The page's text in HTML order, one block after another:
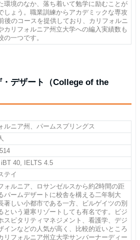
環境のなか、落ち着いて勉学に励むことが
しょう。職業訓練からアカデミックな専攻
後のコースを提供しており、カリフォルニ
カリフォルニア州立大学への編入実績数も
の一つです。
・デザート（College of the
ルニア州、パームスプリングス
40, IELTS 4.5
テイ
ォルニア、ロサンゼルスから約2時間の距
パームデザートに校舎を構える二年制大
著しい小都市である一方、ビルゲイツの別
という避寒リゾートしても有名です。ビジ
スピタリティマネジメント、看護学、デジ
インなどの人気が高く、比較的近いところ
リフォルニア州立大学サンバーナーディー